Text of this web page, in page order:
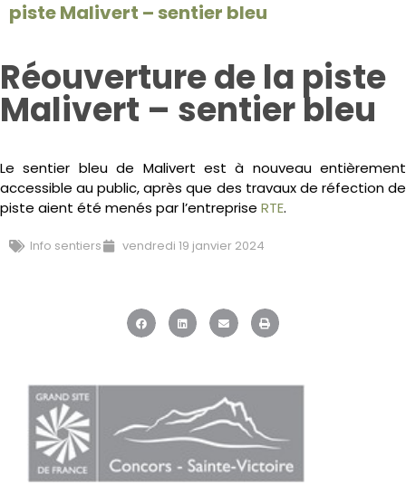
piste Malivert – sentier bleu
Réouverture de la piste
Malivert – sentier bleu
Le sentier bleu de Malivert est à nouveau entièrement
accessible au public, après que des travaux de réfection de
piste aient été menés par l’entreprise RTE.
Info sentiers vendredi 19 janvier 2024